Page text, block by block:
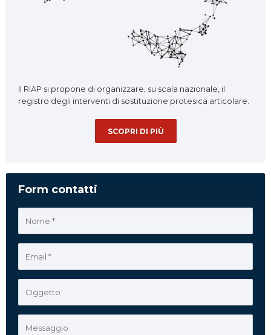
Il RIAP si propone di organizzare, su scala nazionale, il
registro degli interventi di sostituzione protesica articolare.
SCOPRI DI PIÙ
Form contatti